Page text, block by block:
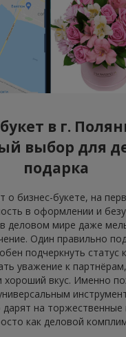
в г.
выбор для
подарка
о бизнес-букете, на
в оформлении и
деловом мире даже
Один правильно
подчеркнуть статус
уважение к партнёрам,
хороший вкус. Именно
дарят на
как деловой